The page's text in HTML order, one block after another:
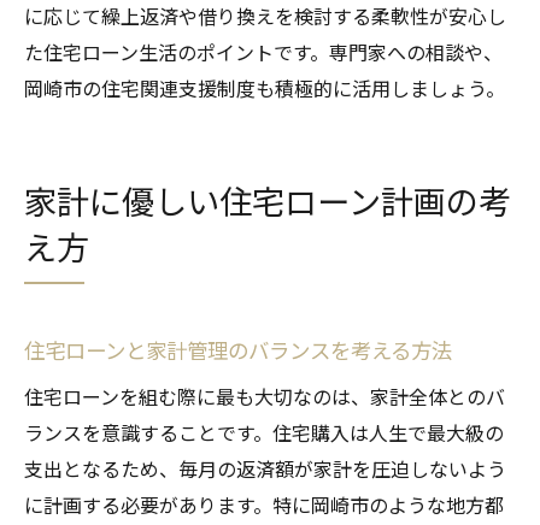
に応じて繰上返済や借り換えを検討する柔軟性が安心し
た住宅ローン生活のポイントです。専門家への相談や、
岡崎市の住宅関連支援制度も積極的に活用しましょう。
家計に優しい住宅ローン計画の考
え方
住宅ローンと家計管理のバランスを考える方法
住宅ローンを組む際に最も大切なのは、家計全体とのバ
ランスを意識することです。住宅購入は人生で最大級の
支出となるため、毎月の返済額が家計を圧迫しないよう
に計画する必要があります。特に岡崎市のような地方都